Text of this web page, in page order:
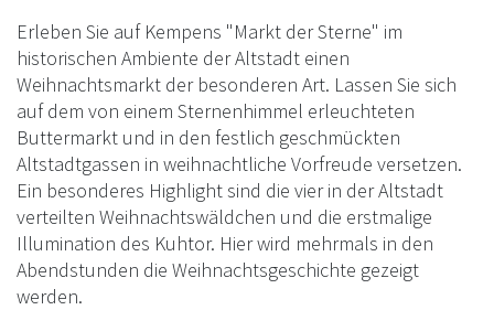
Erleben Sie auf Kempens "Markt der Sterne" im
historischen Ambiente der Altstadt einen
Weihnachtsmarkt der besonderen Art. Lassen Sie sich
auf dem von einem Sternenhimmel erleuchteten
Buttermarkt und in den festlich geschmückten
Altstadtgassen in weihnachtliche Vorfreude versetzen.
Ein besonderes Highlight sind die vier in der Altstadt
verteilten Weihnachtswäldchen und die erstmalige
Illumination des Kuhtor. Hier wird mehrmals in den
Abendstunden die Weihnachtsgeschichte gezeigt
werden.